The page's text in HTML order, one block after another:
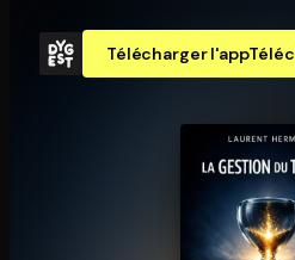
Télécharger l'app